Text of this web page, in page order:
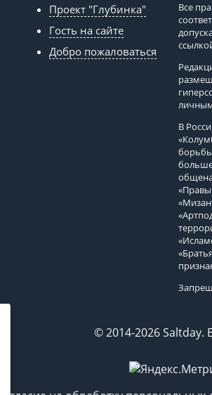
Проект "Глубинка"
Гость на сайте
Добро пожаловаться
Все
В
© 2014-2026